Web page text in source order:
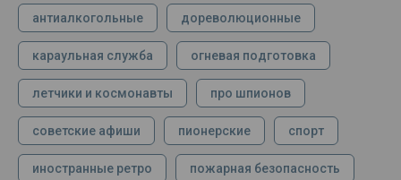
антиалкогольные дореволюционные
караульная служба огневая подготовка
летчики и космонавты про шпионов
советские афиши пионерские спорт
иностранные ретро пожарная безопасность